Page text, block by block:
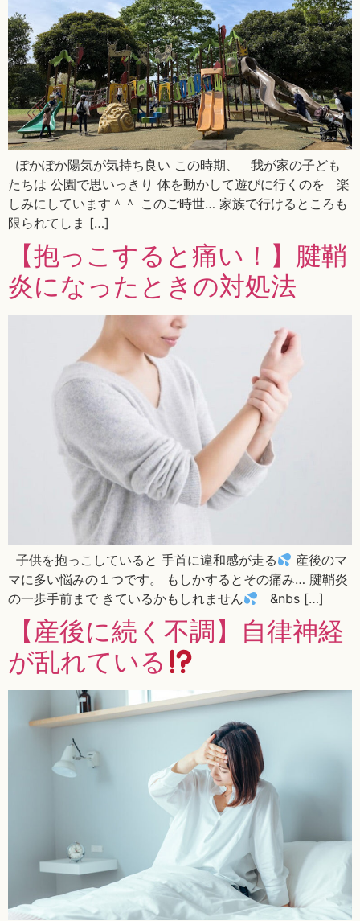
ぽかぽか陽気が気持ち良い この時期、 我が家の子ども
たちは 公園で思いっきり 体を動かして遊びに行くのを 楽
しみにしています＾＾ このご時世… 家族で行けるところも
限られてしま […]
【抱っこすると痛い！】腱鞘
炎になったときの対処法
子供を抱っこしていると 手首に違和感が走る
産後のマ
マに多い悩みの１つです。 もしかするとその痛み… 腱鞘炎
の一歩手前まで きているかもしれません
&nbs […]
【産後に続く不調】自律神経
が乱れている